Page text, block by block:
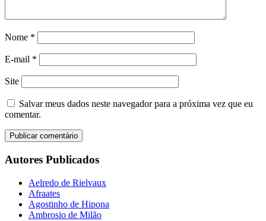
Nome *
E-mail *
Site
Salvar meus dados neste navegador para a próxima vez que eu
comentar.
Autores Publicados
Aelredo de Rielvaux
Afraates
Agostinho de Hipona
Ambrosio de Milão